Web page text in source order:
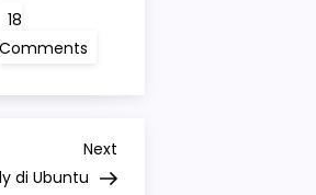
18
Comments
jakarta
Post
Next
di Ubuntu